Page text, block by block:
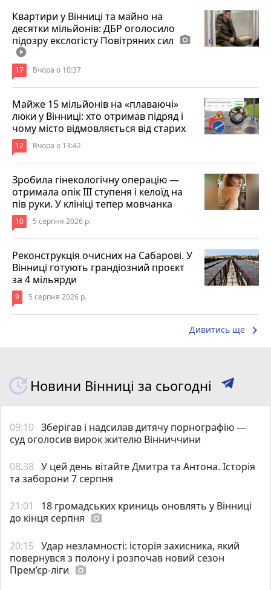
Квартири у Вінниці та майно на
десятки мільйонів: ДБР оголосило
підозру екслогісту Повітряних сил photo_camera
play_circle_filled
17 Вчора о 10:37
Майже 15 мільйонів на «плаваючі»
люки у Вінниці: хто отримав підряд і
чому місто відмовляється від старих
12 Вчора о 13:42
Зробила гінекологічну операцію —
отримала опік ІІІ ступеня і келоїд на
пів руки. У клініці тепер мовчанка
10 5 серпня 2026 р.
Реконструкція очисних на Сабарові. У
Вінниці готують грандіозний проєкт
за 4 мільярди
9 5 серпня 2026 р.
Дивитись ще keyboard_arrow_right
Новини Вінниці за сьогодні
09:10 Зберігав і надсилав дитячу порнографію —
суд оголосив вирок жителю Вінниччини
08:38 У цей день вітайте Дмитра та Антона. Історія
та заборони 7 серпня
21:01
18 громадських криниць оновлять у Вінниці
до кінця серпня photo_camera
20:15 Удар незламності: історія захисника, який
повернувся з полону і розпочав новий сезон
Прем’єр-ліги photo_camera